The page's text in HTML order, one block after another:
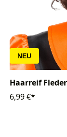
NEU
Haarreif
6,99 €*